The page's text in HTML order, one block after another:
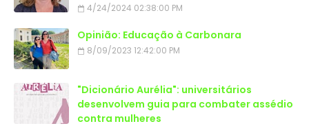
4/24/2024 02:38:00 PM
Opinião: Educação à Carbonara
8/09/2023 12:42:00 PM
"Dicionário Aurélia": universitários
desenvolvem guia para combater assédio
contra mulheres